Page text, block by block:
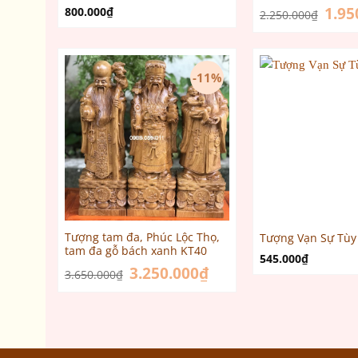
800.000₫
2.250.000₫ Giá
gốc
-11%
Tượng tam đa, Phúc Lộc Thọ,
tam đa gỗ bách xanh KT40
3.650.000₫ Giá
gốc
3.250.000₫Giá
hiện
Tượng Vạn Sự
545.000₫